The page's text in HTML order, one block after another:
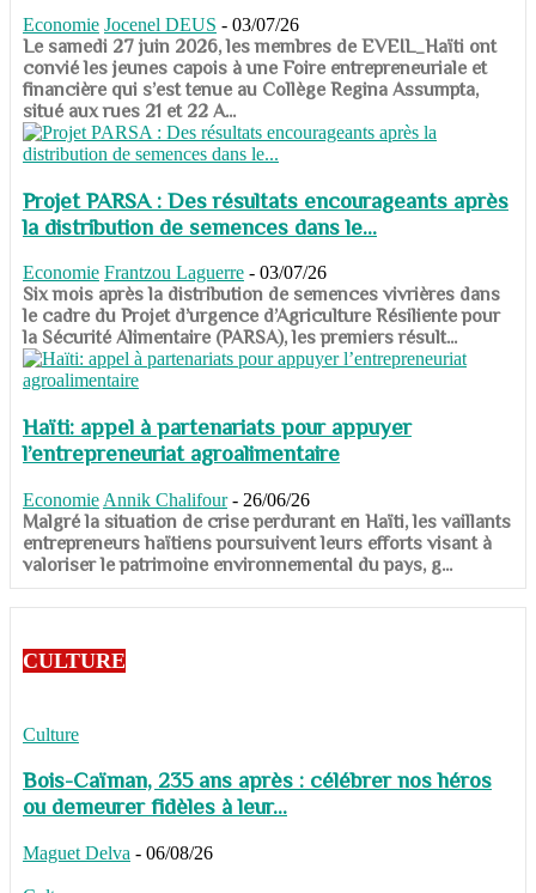
Economie Jocenel DEUS - 03/07/26
Le samedi 27 juin 2026, les membres de EVEIL_Haïti ont
convié les jeunes capois à une Foire entrepreneuriale et
financière qui s’est tenue au Collège Regina Assumpta,
situé aux rues 21 et 22 A...
Projet PARSA : Des résultats encourageants après
la distribution de semences dans le...
Economie Frantzou Laguerre - 03/07/26
​​​​​​​Six mois après la distribution de semences vivrières dans
le cadre du Projet d’urgence d’Agriculture Résiliente pour
la Sécurité Alimentaire (PARSA), les premiers résult...
Haïti: appel à partenariats pour appuyer
l’entrepreneuriat agroalimentaire
Economie Annik Chalifour - 26/06/26
​​​​​​​Malgré la situation de crise perdurant en Haïti, les vaillants
entrepreneurs haïtiens poursuivent leurs efforts visant à
valoriser le patrimoine environnemental du pays, g...
CULTURE
Culture
Bois-Caïman, 235 ans après : célébrer nos héros
ou demeurer fidèles à leur...
Maguet Delva - 06/08/26